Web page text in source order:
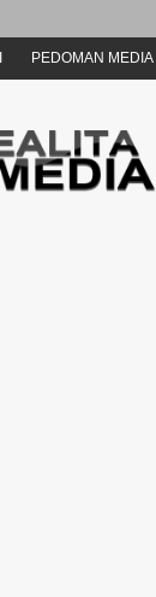
PEDOMAN